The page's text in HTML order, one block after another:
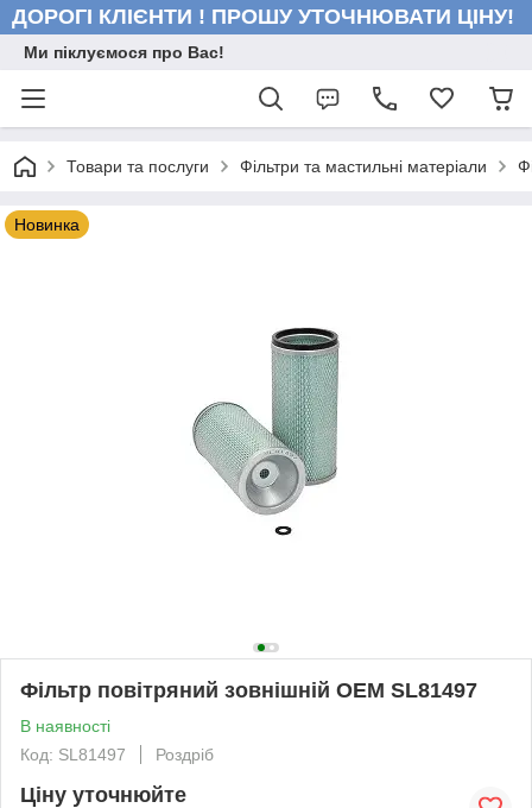
ДОРОГІ КЛІЄНТИ ! ПРОШУ УТОЧНЮВАТИ ЦІНУ!
Ми піклуємося про Вас!
Товари та послуги Фільтри та мастильні матеріали
Новинка
Фільтр повітряний зовнішній OEM SL81497
В наявності
Код: SL81497
Роздріб
Ціну уточнюйте